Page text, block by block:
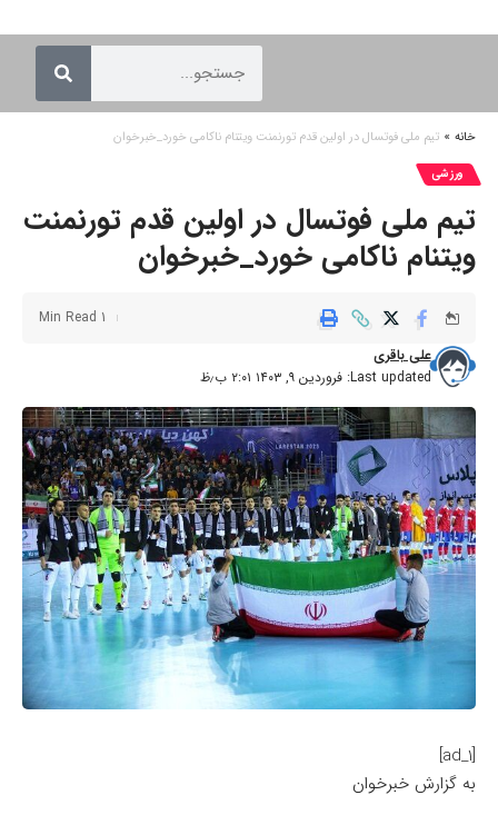
خانه » تیم ملی فوتسال در اولین قدم تورنمنت ویتنام ناکامی خورد_خبرخوان
ورزشی
تیم ملی فوتسال در اولین قدم تورنمنت
ویتنام ناکامی خورد_خبرخوان
Last updated: فروردین ۹, ۱۴۰۳ ۲:۰۱ ب٫ظ
علی باقری
1 Min Read
[ad_1]
به گزارش خبرخوان